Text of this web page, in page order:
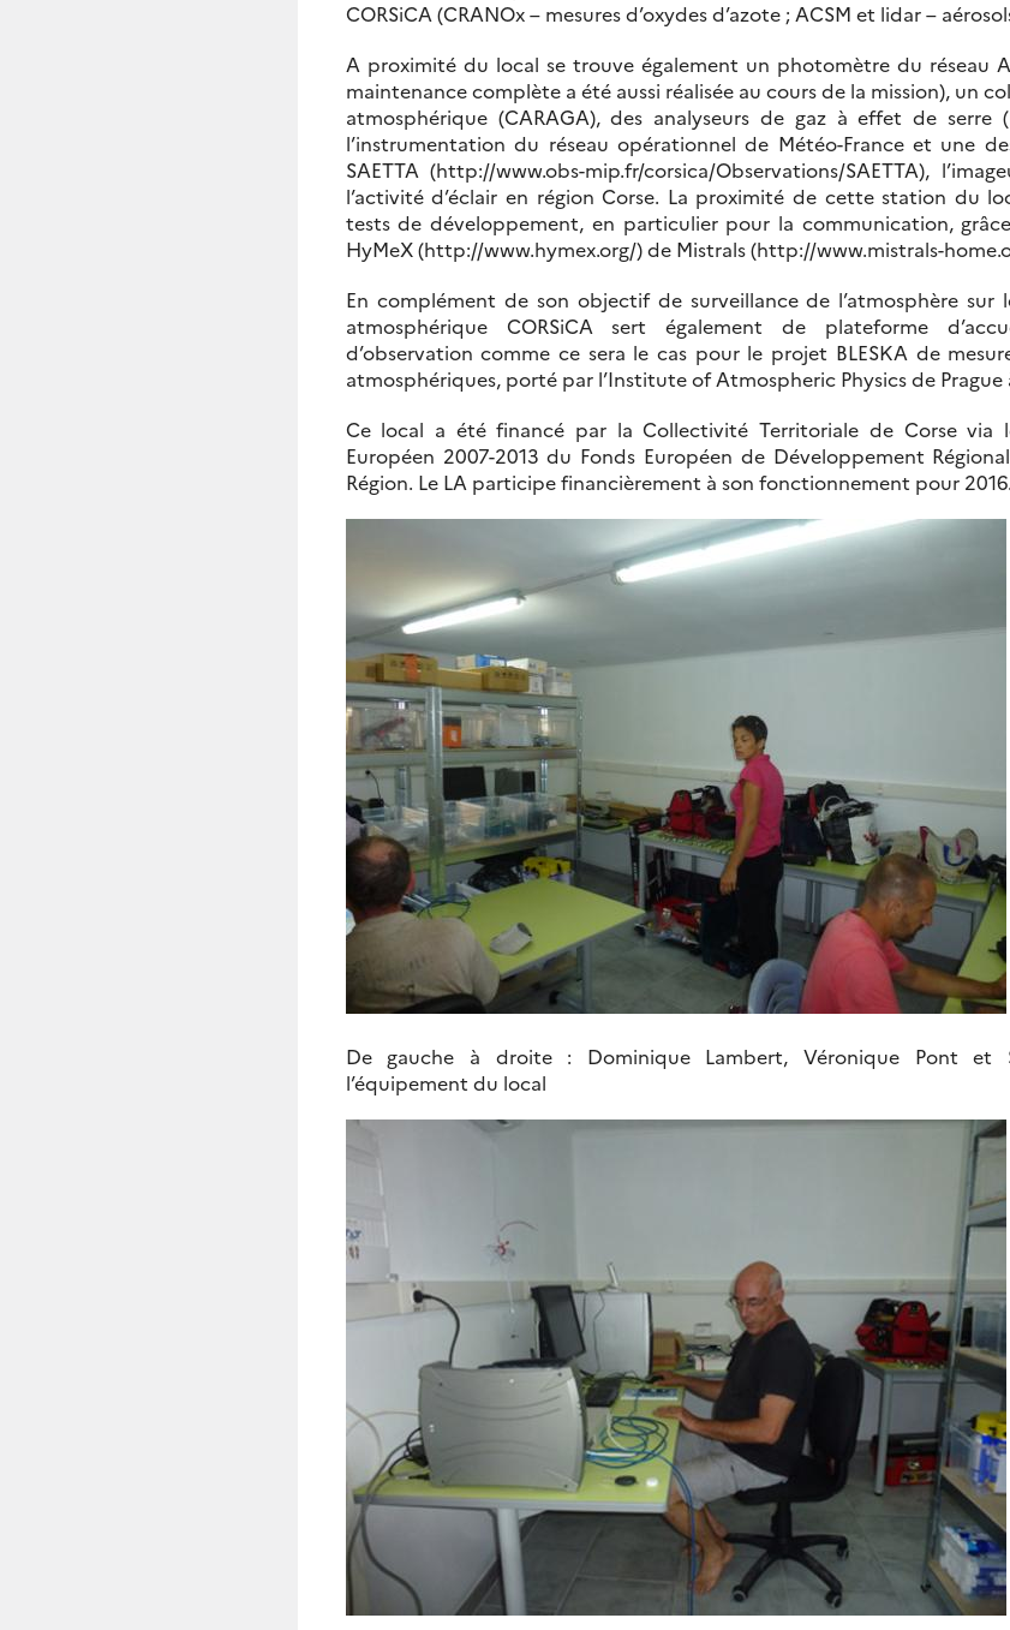
CORSiCA (CRANOx – mesures d’oxydes d’azote ; ACSM et lidar –
A proximité du local se trouve également un photomètre du réseau
maintenance complète a été aussi réalisée au cours de la mission), un
atmosphérique (CARAGA), des analyseurs de gaz à effet de serre
l’instrumentation du réseau opérationnel de Météo-France et une
SAETTA (http://www.obs-mip.fr/corsica/Observations/SAETTA),
l’activité d’éclair en région Corse. La proximité de cette station du
tests de développement, en particulier pour la communication,
HyMeX (http://www.hymex.org/) de Mistrals (http://www.mistrals-
En complément de son objectif de surveillance de l’atmosphère sur
atmosphérique CORSiCA sert également de plateforme
d’observation comme ce sera le cas pour le projet BLESKA de
atmosphériques, porté par l’Institute of Atmospheric Physics de
Ce local a été financé par la Collectivité Territoriale de Corse via
Européen 2007-2013 du Fonds Européen de Développement
Région. Le LA participe financièrement à son fonctionnement pour 2016.
De gauche à droite : Dominique Lambert, Véronique Pont et
l’équipement du local